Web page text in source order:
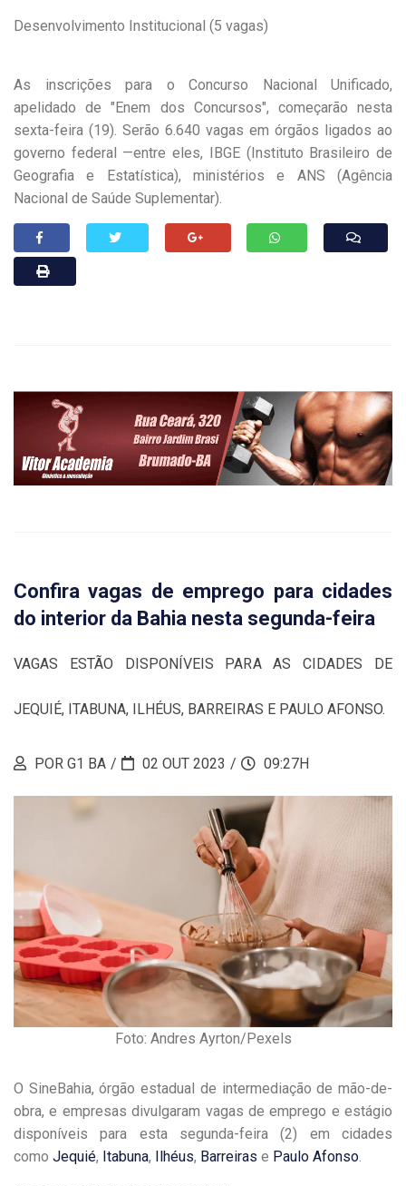
Desenvolvimento Institucional (5 vagas)
As inscrições para o Concurso Nacional Unificado,
apelidado de "Enem dos Concursos", começarão nesta
sexta-feira (19). Serão 6.640 vagas em órgãos ligados ao
governo federal —entre eles, IBGE (Instituto Brasileiro de
Geografia e Estatística), ministérios e ANS (Agência
Nacional de Saúde Suplementar).
Confira vagas de emprego para cidades
do interior da Bahia nesta segunda-feira
VAGAS ESTÃO DISPONÍVEIS PARA AS CIDADES DE
JEQUIÉ, ITABUNA, ILHÉUS, BARREIRAS E PAULO AFONSO.
POR G1 BA 02 OUT 2023 09:27H
Foto: Andres Ayrton/Pexels
O SineBahia, órgão estadual de intermediação de mão-de-
obra, e empresas divulgaram vagas de emprego e estágio
disponíveis para esta segunda-feira (2) em cidades
como Jequié, Itabuna, Ilhéus, Barreiras e Paulo Afonso